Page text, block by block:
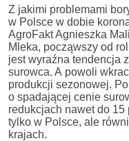
Z jakimi problemami
w Polsce w dobie
AgroFakt Agnieszka
Mleka, począwszy od
jest wyraźna tendencja
surowca. A powoli
produkcji sezonowej.
o spadającej cenie
redukcjach nawet do
tylko w Polsce, ale
krajach.